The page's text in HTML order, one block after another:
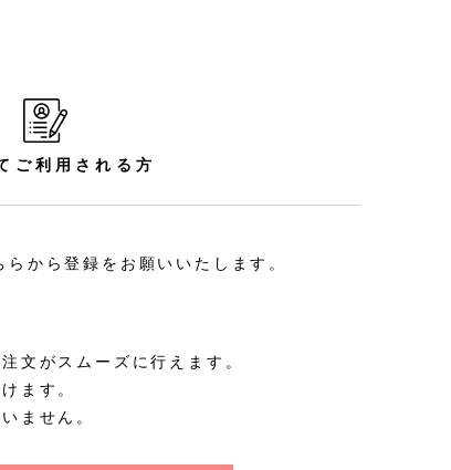
ご利用される方
から登録をお願いいたします。
文がスムーズに行えます。
ます。
ません。